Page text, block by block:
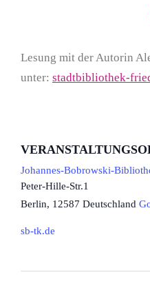
Lesung mit der Autorin
unter: stadtbibliothek-
Johannes-Bobrowski-
Peter-Hille-Str.1
Berlin, 12587 Deutschland
sb-tk.de